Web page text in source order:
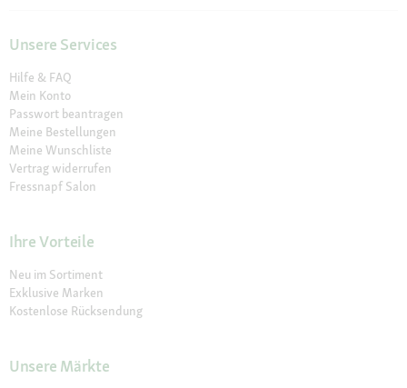
Unsere Services
Hilfe & FAQ
Mein Konto
Passwort beantragen
Meine Bestellungen
Meine Wunschliste
Vertrag widerrufen
Fressnapf Salon
Ihre Vorteile
Neu im Sortiment
Exklusive Marken
Kostenlose Rücksendung
Unsere Märkte